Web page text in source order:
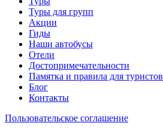
Туры для групп
Акции
Гиды
Наши автобусы
Отели
Достопримечательности
Памятка и правила для туристов
Блог
Контакты
Пользовательское соглашение